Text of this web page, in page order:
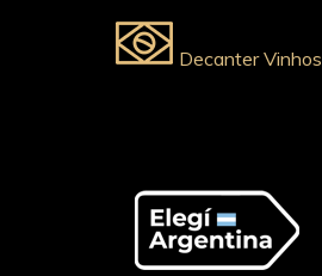
Decanter Vinhos